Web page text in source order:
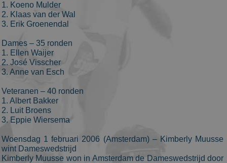
1. Koeno Mulder
2. Klaas van der Wal
3. Erik Groenendal
Dames – 35 ronden
1. Ellen Waijer
2. José Visscher
3. Anne van Esch
Veteranen – 40 ronden
1. Albert Bakker
2. Luit Broens
3. Eppie Wiersema
Woensdag 1 februari 2006 (Amsterdam) – Kimberly Muusse
wint Dameswedstrijd
Kimberly Muusse won in Amsterdam de Dameswedstrijd door